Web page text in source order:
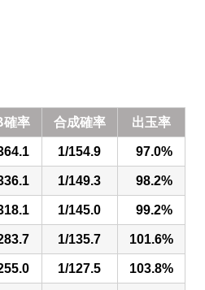
確率 合成確率 出玉率
1/154.9 97.0%
1/149.3 98.2%
1/145.0 99.2%
1/135.7 101.6%
1/127.5 103.8%